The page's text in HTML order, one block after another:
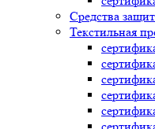
Средства
Текстильная